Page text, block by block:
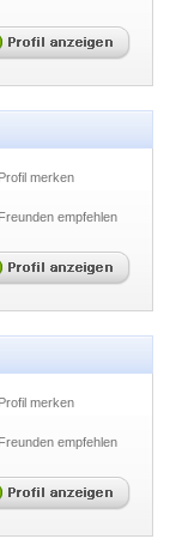
Profil merken
Freunden empfehlen
Profil merken
Freunden empfehlen